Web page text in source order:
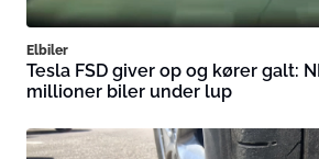
Elbiler
Tesla FSD giver op og kører galt:
millioner biler under lup